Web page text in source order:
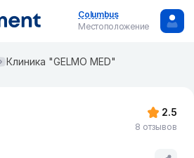
Columbus
Местоположение
Клиника "GELMO MED"
2.5
8 отзывов